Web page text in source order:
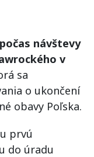
návštevy
v
sa
o ukončení
obavy Poľska.
prvú
do úradu